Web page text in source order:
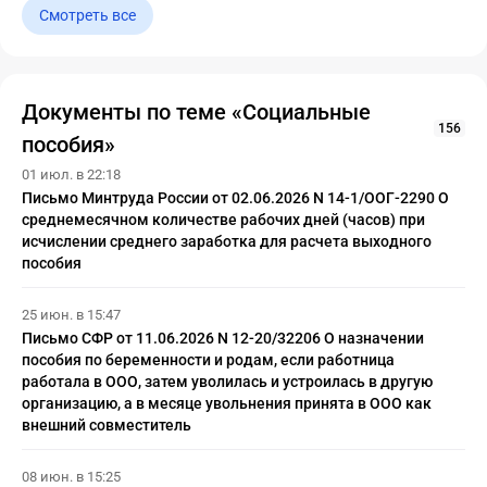
Смотреть все
Документы по теме «Социальные
пособия»
156
01 июл. в 22:18
Письмо Минтруда России от 02.06.2026 N 14-1/ООГ-2290 О
среднемесячном количестве рабочих дней (часов) при
исчислении среднего заработка для расчета выходного
пособия
25 июн. в 15:47
Письмо СФР от 11.06.2026 N 12-20/32206 О назначении
пособия по беременности и родам, если работница
работала в ООО, затем уволилась и устроилась в другую
организацию, а в месяце увольнения принята в ООО как
внешний совместитель
08 июн. в 15:25